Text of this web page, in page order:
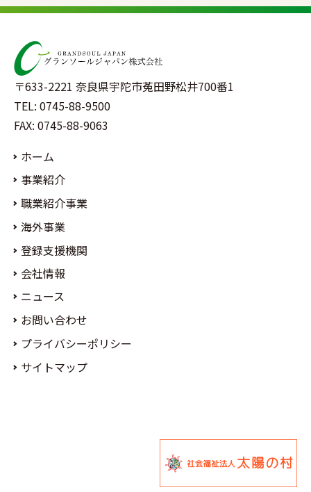
〒633-2221 奈良県宇陀市菟田野松井700番1
TEL: 0745-88-9500
FAX: 0745-88-9063
ホーム
事業紹介
職業紹介事業
海外事業
登録支援機関
会社情報
ニュース
お問い合わせ
プライバシーポリシー
サイトマップ